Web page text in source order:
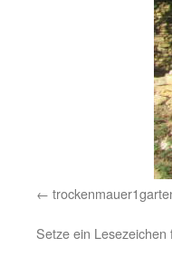
Setze ein Lesezeichen